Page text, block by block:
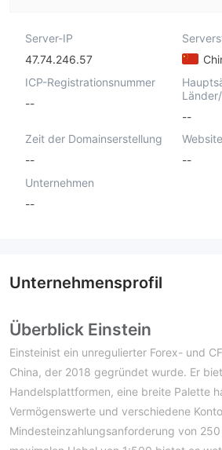
Server-IP
47.74.246.57
ICP-Registrationsnummer
--
--
Zeit der Domainserstellung
--
Website
--
Unternehmen
--
Unternehmensprofil
Überblick Einstein
Einsteinist ein unregulierter Forex- und
China, der 2018 gegründet wurde. Er
Handelsplattformen, eine breite Palette
Vermögenswerte und verschiedene
Mindesteinzahlungsanforderung von